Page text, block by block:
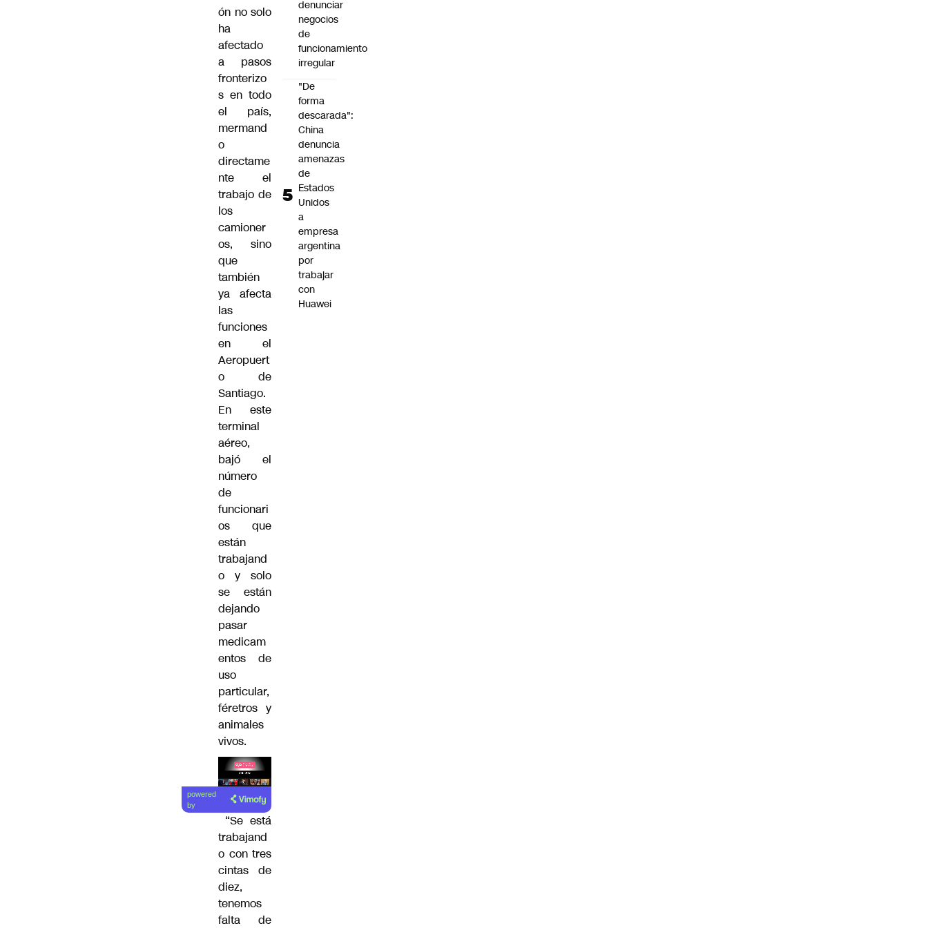
ón no solo
ha
afectado
a pasos
fronterizo
s en todo
el país,
mermand
o
directame
nte el
trabajo de
los
camioner
os, sino
que
también
ya afecta
las
funciones
en el
Aeropuert
o de
Santiago.
En este
terminal
aéreo,
bajó el
número
de
funcionari
os que
están
trabajand
o y solo
se están
dejando
pasar
medicam
entos de
uso
particular,
féretros y
animales
vivos.
Lea el
artículo
powered
by
“Se está
trabajand
o con tres
cintas de
diez,
tenemos
falta de
denunciar
negocios
de
funcionamiento
irregular
"De
forma
descarada":
China
denuncia
amenazas
de
Estados
Unidos
a
empresa
argentina
por
trabajar
con
Huawei